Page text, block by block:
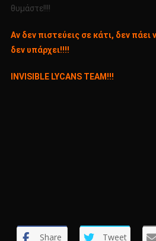
θυμάστε!!!!
Αν δεν πιστεύεις σε κάτι, δεν πάει
δεν υπάρχει!!!!
INVISIBLE LYCANS TEAM!!!
Share Tweet